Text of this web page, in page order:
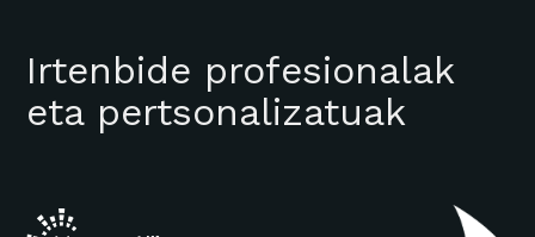
Irtenbide profesionalak
eta pertsonalizatuak